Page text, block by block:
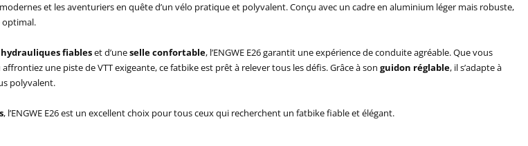
et les aventuriers en quête d’un vélo pratique et polyvalent. Conçu avec un cadre en aluminium léger mais robuste,
optimal.
fiableset d’uneselle confortable, l’ENGWE E26 garantit une expérience de conduite agréable. Que vous
une piste de VTT exigeante, ce fatbike est prêt à relever tous les défis. Grâce à son guidon réglable, il s’adapte à
polyvalent.
, l’ENGWE E26 est un excellent choix pour tous ceux qui recherchent un fatbike fiable et élégant.